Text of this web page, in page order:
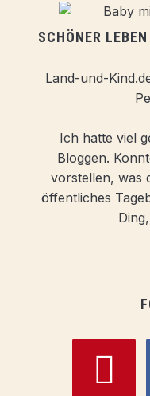
SCHÖNER
Land-und-
Ich hatte viel
Bloggen.
vorstellen, was
öffentliches